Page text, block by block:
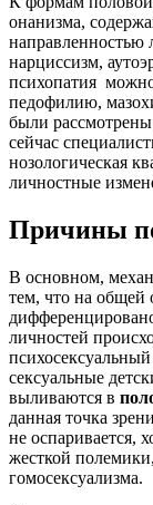
онанизма,
направленностью
нарциссизм,
психопатия
педофилию,
были рассмотрены
сейчас
нозологическая
личностные
Причины
В основном,
тем, что на общей
личностей
сексуальные
выливаются в
данная точка
не оспаривается,
жесткой
гомосексуализма.